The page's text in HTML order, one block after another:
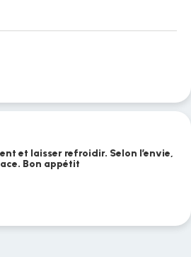
et laisser refroidir. Selon l’envie,
Bon appétit